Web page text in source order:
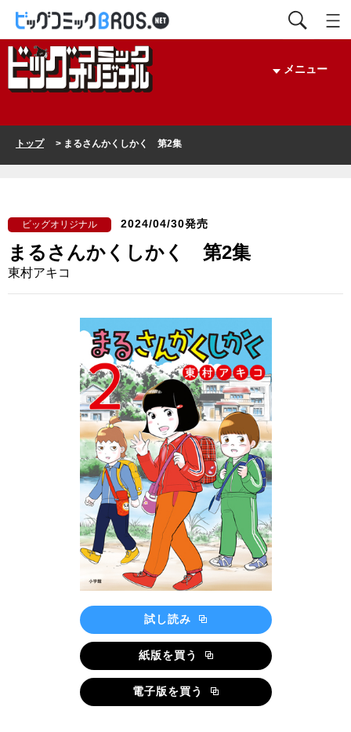
メニュー
トップ> まるさんかくしかく 第2集
ビッグオリジナル 2024/04/30発売
まるさんかくしかく 第2集
東村アキコ
試し読み
紙版を買う
電子版を買う